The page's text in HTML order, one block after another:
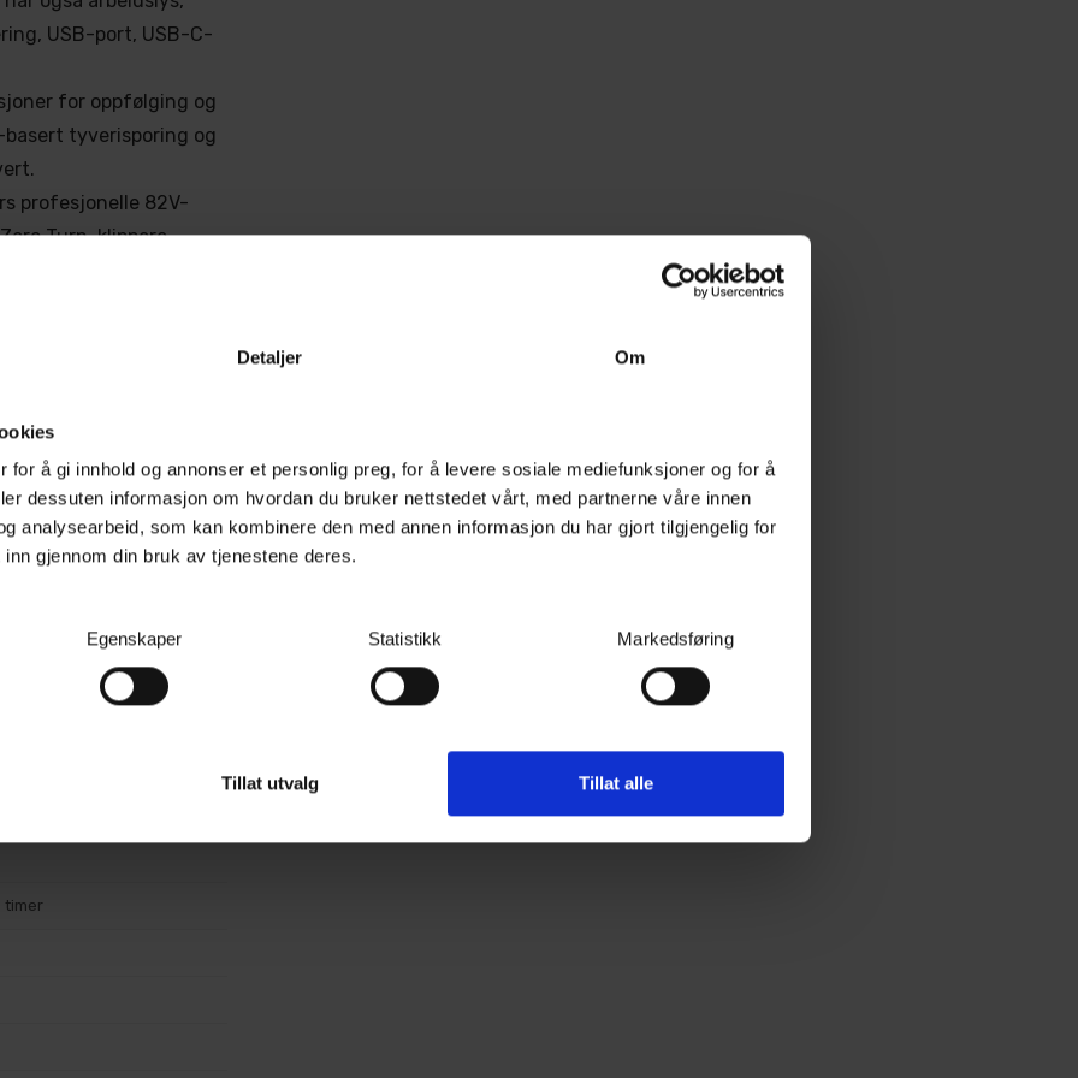
Detaljer Om
for å gi innhold og annonser et personlig preg, for å levere sosiale mediefunksjoner og for å
dessuten informasjon om hvordan du bruker nettstedet vårt, med partnerne våre innen
analysearbeid, som kan kombinere den med annen informasjon du har gjort tilgjengelig for
gjennom din bruk av tjenestene deres.
Egenskaper Statistikk Markedsføring
Tillat utvalg Tillat alle
USB-port, USB-C-
for oppfølging og
basert tyverisporing og
profesjonelle 82V-
Turn-klippere,
og andre
klippekapasitet er
timer